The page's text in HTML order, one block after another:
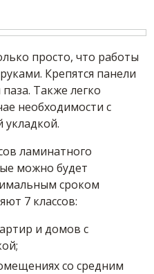
просто, что работы
Крепятся панели
Также легко
необходимости с
ламинатного
можно будет
сроком
7 классов:
и домов с
со средним